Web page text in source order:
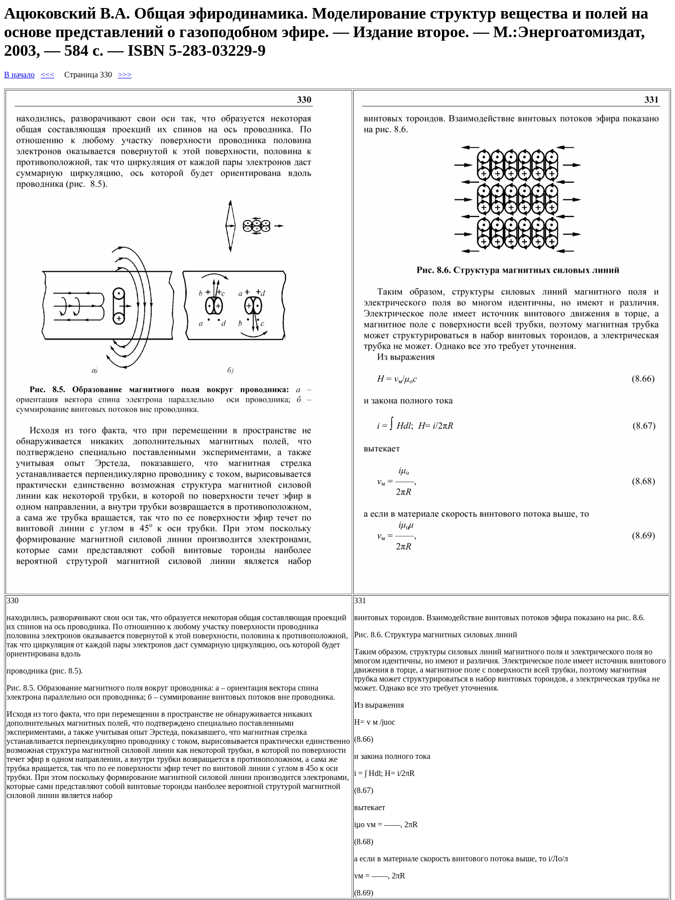
Ацюковский В.А. Общая эфиродинамика. Моделирование структур вещества и полей на
основе представлений о газоподобном эфире. — Издание второе. — М.:Энергоатомиздат,
2003, — 584 с. — ISBN 5-283-03229-9
В начало <<< Страница 330 >>>
330
находились, разворачивают свои оси так, что образуется некоторая общая составляющая проекций
их спинов на ось проводника. По отношению к любому участку поверхности проводника
половина электронов оказывается повернутой к этой поверхности, половина к противоположной,
так что циркуляция от каждой пары электронов даст суммарную циркуляцию, ось которой будет
ориентирована вдоль
проводника (рис. 8.5).
Рис. 8.5. Образование магнитного поля вокруг проводника: а – ориентация вектора спина
электрона параллельно оси проводника; б – суммирование винтовых потоков вне проводника.
Исходя из того факта, что при перемещении в пространстве не обнаруживается никаких
дополнительных магнитных полей, что подтверждено специально поставленными
экспериментами, а также учитывая опыт Эрстеда, показавшего, что магнитная стрелка
устанавливается перпендикулярно проводнику с током, вырисовывается практически единственно
возможная структура магнитной силовой линии как некоторой трубки, в которой по поверхности
течет эфир в одном направлении, а внутри трубки возвращается в противоположном, а сама же
трубка вращается, так что по ее поверхности эфир течет по винтовой линии с углом в 45о к оси
трубки. При этом поскольку формирование магнитной силовой линии производится электронами,
которые сами представляют собой винтовые тороиды наиболее вероятной струтурой магнитной
силовой линии является набор
331
винтовых тороидов. Взаимодействие винтовых потоков эфира показано на рис. 8.6.
Рис. 8.6. Структура магнитных силовых линий
Таким образом, структуры силовых линий магнитного поля и электрического поля во
многом идентичны, но имеют и различия. Электрическое поле имеет источник винтового
движения в торце, а магнитное поле с поверхности всей трубки, поэтому магнитная
трубка может структурироваться в набор винтовых тороидов, а электрическая трубка не
может. Однако все это требует уточнения.
Из выражения
H= v м /juоc
(8.66)
и закона полного тока
i = ∫ Hdl; H= i/2πR
(8.67)
вытекает
iµо vм = ——, 2πR
(8.68)
а если в материале скорость винтового потока выше, то i/Лo/л
vм = ——, 2πR
(8.69)